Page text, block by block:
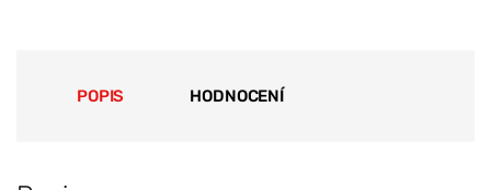
POPIS HODNOCENÍ